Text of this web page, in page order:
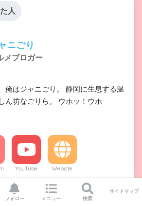
人
ニごり
メブロガー
俺はジャニごり。 静岡に生息する温
ん坊なごりら。 ウホッ！ウホ
YouTube Website
フォロー メニュー 検索
サイトマップ